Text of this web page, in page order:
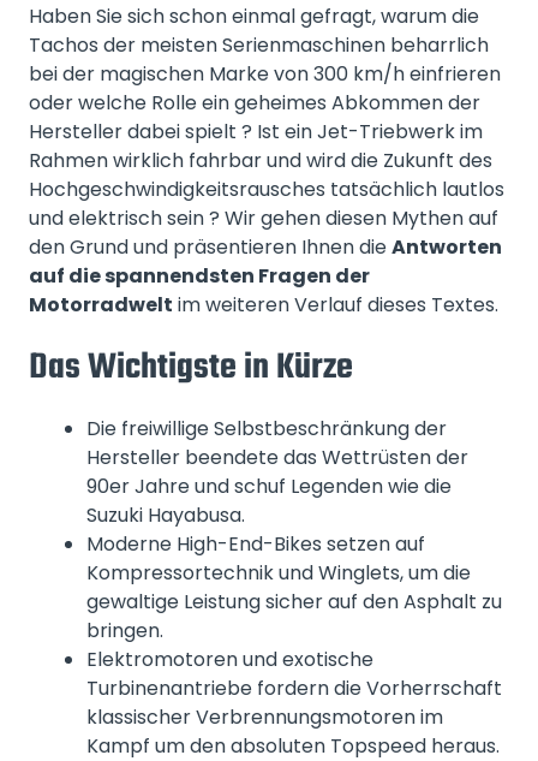
Haben Sie sich schon einmal gefragt, warum die
Tachos der meisten Serienmaschinen beharrlich
bei der magischen Marke von 300 km/h einfrieren
oder welche Rolle ein geheimes Abkommen der
Hersteller dabei spielt ? Ist ein Jet-Triebwerk im
Rahmen wirklich fahrbar und wird die Zukunft des
Hochgeschwindigkeitsrausches tatsächlich lautlos
und elektrisch sein ? Wir gehen diesen Mythen auf
den Grund und präsentieren Ihnen dieAntworten
auf die spannendsten Fragen der
Motorradwelt im weiteren Verlauf dieses Textes.
Das Wichtigste in Kürze
Die freiwillige Selbstbeschränkung der
Hersteller beendete das Wettrüsten der
90er Jahre und schuf Legenden wie die
Suzuki Hayabusa.
Moderne High-End-Bikes setzen auf
Kompressortechnik und Winglets, um die
gewaltige Leistung sicher auf den Asphalt zu
bringen.
Elektromotoren und exotische
Turbinenantriebe fordern die Vorherrschaft
klassischer Verbrennungsmotoren im
Kampf um den absoluten Topspeed heraus.